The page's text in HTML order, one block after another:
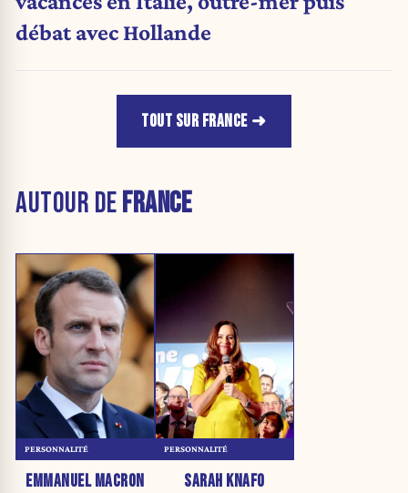
débat avec Hollande
TOUT SUR FRANCE
AUTOUR DEFRANCE
EMMANUEL MACRON
PERSONNALITÉ
SARAH KNAFO
PERSONNALITÉ